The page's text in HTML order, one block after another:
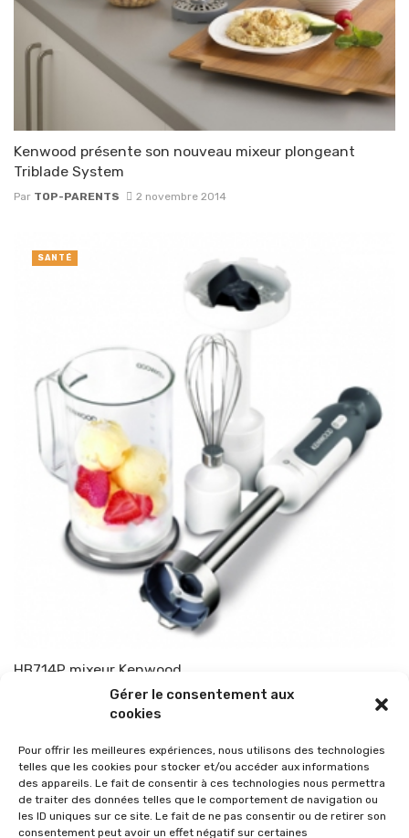
Gérer le consentement aux
cookies
Pour offrir les meilleures expériences, nous utilisons des technologies
telles que les cookies pour stocker et/ou accéder aux informations
des appareils. Le fait de consentir à ces technologies nous permettra
de traiter des données telles que le comportement de navigation ou
les ID uniques sur ce site. Le fait de ne pas consentir ou de retirer son
consentement peut avoir un effet négatif sur certaines
Kenwood présente son nouveau mixeur plongeant
Triblade System
Par TOP-PARENTS 2 novembre 2014
HB714P mixeur Kenwood
TOP-PARENTS 25 février 2011
SANTÉ